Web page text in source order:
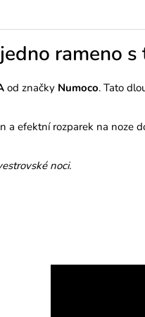
rameno
od značky Numoco. Tato
efektní rozparek na noze
noci.